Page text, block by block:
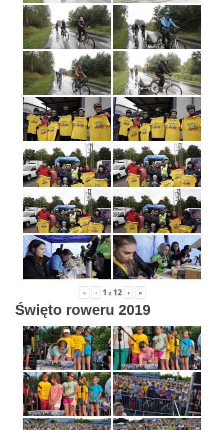
« ‹ 1 z 12 › »
Święto roweru 2019